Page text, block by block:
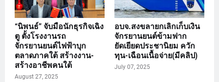
“นิพนธ์” จับมือนักธุรกิจเฉิง
ตู ตั้งโรงงานรถ
จักรยานยนต์ไฟฟ้าบุก
ตลาดภาคใต้ สร้างงาน-
สร้างอาชีพคนใต้
August 27, 2025
อบจ.สงขลายกเลิกเก็บเงิน
จักรยานยนต์ข้ามฟาก
ยัดเยียดประชานิยม ควัก
ทุน-เฉือนเนื้อจ่าย(มีคลิป)
July 07, 2025